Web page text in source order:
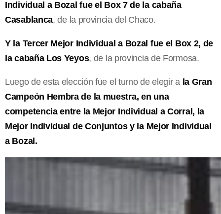
Individual a Bozal fue el Box 7 de la cabaña
Casablanca, de la provincia del Chaco.
Y la Tercer Mejor Individual a Bozal fue el Box 2, de
la cabaña Los Yeyos, de la provincia de Formosa.
Luego de esta elección fue el turno de elegir a la Gran
Campeón Hembra de la muestra, en una
competencia entre la Mejor Individual a Corral, la
Mejor Individual de Conjuntos y la Mejor Individual
a Bozal.